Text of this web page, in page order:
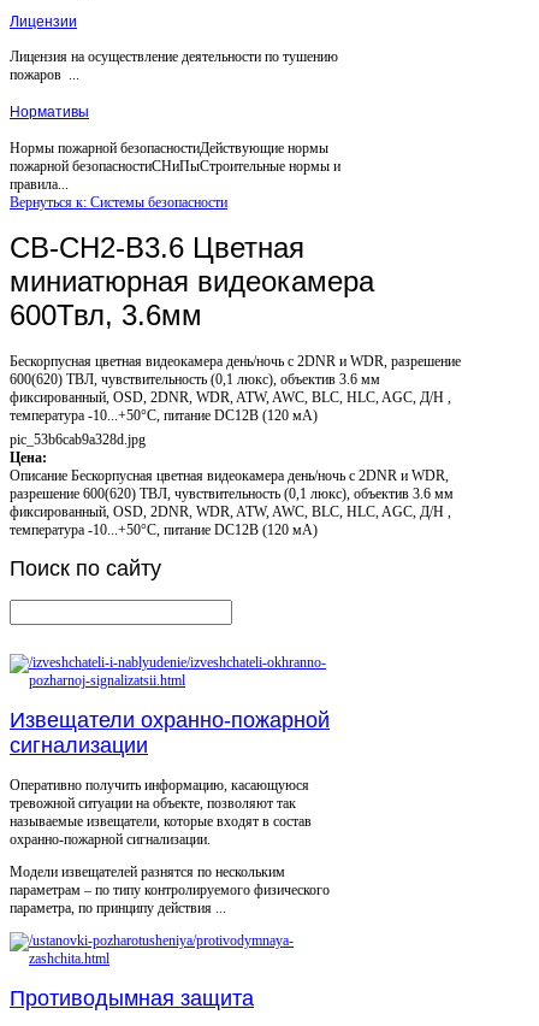
Лицензии
Лицензия на осуществление деятельности по тушению
пожаров ...
Нормативы
Нормы пожарной безопасностиДействующие нормы
пожарной безопасностиСНиПыСтроительные нормы и
правила...
Вернуться к: Системы безопасности
CB-CH2-B3.6 Цветная
миниатюрная видеокамера
600Твл, 3.6мм
Бескорпусная цветная видеокамера день/ночь с 2DNR и WDR, разрешение
600(620) ТВЛ, чувствительность (0,1 люкс), объектив 3.6 мм
фиксированный, OSD, 2DNR, WDR, ATW, AWC, BLC, HLC, AGC, Д/Н ,
температура -10...+50°С, питание DC12В (120 мА)
pic_53b6cab9a328d.jpg
Цена:
Описание Бескорпусная цветная видеокамера день/ночь с 2DNR и WDR,
разрешение 600(620) ТВЛ, чувствительность (0,1 люкс), объектив 3.6 мм
фиксированный, OSD, 2DNR, WDR, ATW, AWC, BLC, HLC, AGC, Д/Н ,
температура -10...+50°С, питание DC12В (120 мА)
Поиск по сайту
Извещатели охранно-пожарной
сигнализации
Оперативно получить информацию, касающуюся
тревожной ситуации на объекте, позволяют так
называемые извещатели, которые входят в состав
охранно-пожарной сигнализации.
Модели извещателей разнятся по нескольким
параметрам – по типу контролируемого физического
параметра, по принципу действия ...
Противодымная защита